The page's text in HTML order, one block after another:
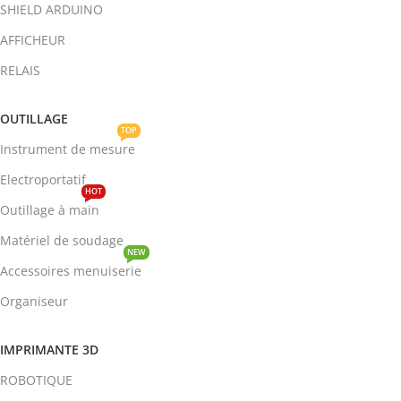
SHIELD ARDUINO
AFFICHEUR
RELAIS
OUTILLAGE
Instrument de mesure
TOP
Electroportatif
Outillage à main
HOT
Matériel de soudage
Accessoires menuiserie
NEW
Organiseur
IMPRIMANTE 3D
ROBOTIQUE